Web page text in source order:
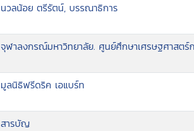
นวลน้อย ตรีรัตน์, บรรณาธิการ
จุฬาลงกรณ์มหาวิทยาลัย. ศูนย์ศึกษาเศรษฐศาสตร์
มูลนิธิฟรีดริค เอแบร์ท
สารบัญ